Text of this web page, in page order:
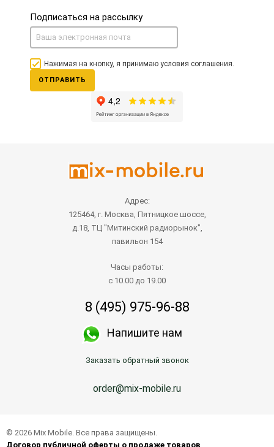
Подписаться на рассылку
Нажимая на кнопку, я принимаю условия соглашения.
ОТПРАВИТЬ
Адрес:
125464, г. Москва, Пятницкое шоссе,
д.18, ТЦ "Митинский радиорынок",
павильон 154
Часы работы:
с 10.00 до 19.00
8 (495) 975-96-88
Напишите нам
Заказать обратный звонок
order@mix-mobile.ru
© 2026 Mix Mobile. Все права защищены.
Договор публичной оферты о продаже товаров